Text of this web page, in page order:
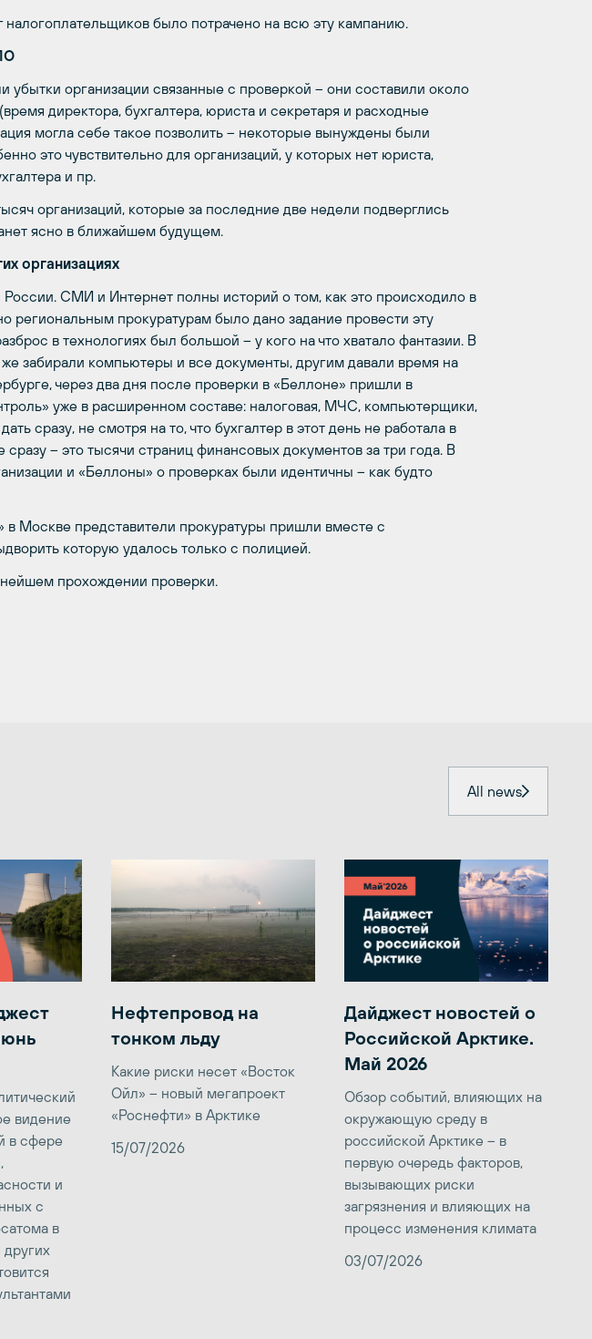
налогоплательщиков было потрачено на всю эту кампанию.
убытки организации связанные с проверкой – они составили около
директора, бухгалтера, юриста и секретаря и расходные
могла себе такое позволить – некоторые вынуждены были
это чувствительно для организаций, у которых нет юриста,
и пр.
организаций, которые за последние две недели подверглись
ясно в ближайшем будущем.
организациях
СМИ и Интернет полны историй о том, как это происходило в
региональным прокуратурам было дано задание провести эту
в технологиях был большой – у кого на что хватало фантазии. В
же забирали компьютеры и все документы, другим давали время на
через два дня после проверки в «Беллоне» пришли в
уже в расширенном составе: налоговая, МЧС, компьютерщики,
сразу, не смотря на то, что бухгалтер в этот день не работала в
– это тысячи страниц финансовых документов за три года. В
и «Беллоны» о проверках были идентичны – как будто
Москве представители прокуратуры пришли вместе с
которую удалось только с полицией.
прохождении проверки.
All news
видение
в сфере
и
с
в
Нефтепровод на
тонком льду
Какие риски несет «Восток
Ойл» – новый мегапроект
«Роснефти» в Арктике
15/07/2026
Дайджест новостей о
Российской Арктике.
Май 2026
Обзор событий, влияющих на
окружающую среду в
российской Арктике – в
первую очередь факторов,
вызывающих риски
загрязнения и влияющих на
процесс изменения климата
03/07/2026